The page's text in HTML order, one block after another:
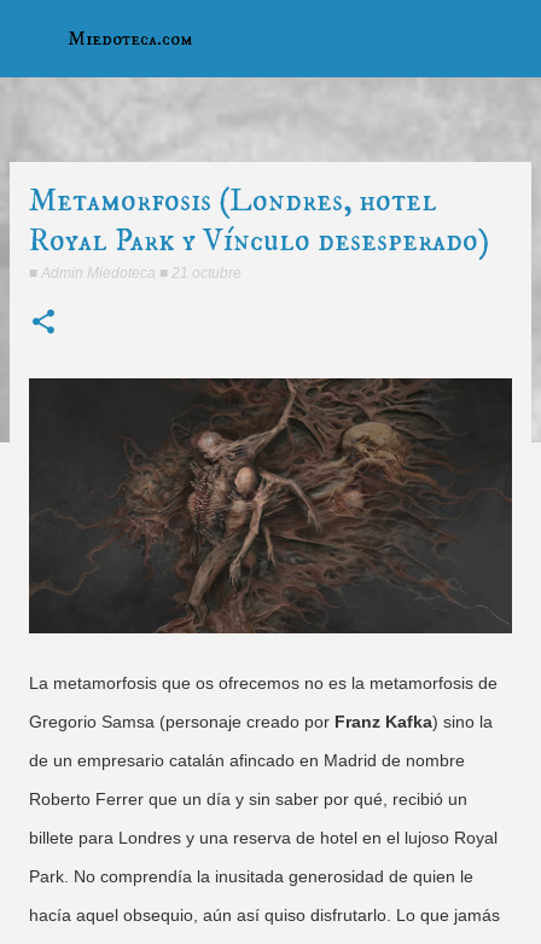
Miedoteca.com
Metamorfosis (Londres, hotel
Royal Park y Vínculo desesperado)
■ Admin Miedoteca ■ 21 octubre
La metamorfosis que os ofrecemos no es la metamorfosis de
Gregorio Samsa (personaje creado por Franz Kafka) sino la
de un empresario catalán afincado en Madrid de nombre
Roberto Ferrer que un día y sin saber por qué, recibió un
billete para Londres y una reserva de hotel en el lujoso Royal
Park. No comprendía la inusitada generosidad de quien le
hacía aquel obsequio, aún así quiso disfrutarlo. Lo que jamás